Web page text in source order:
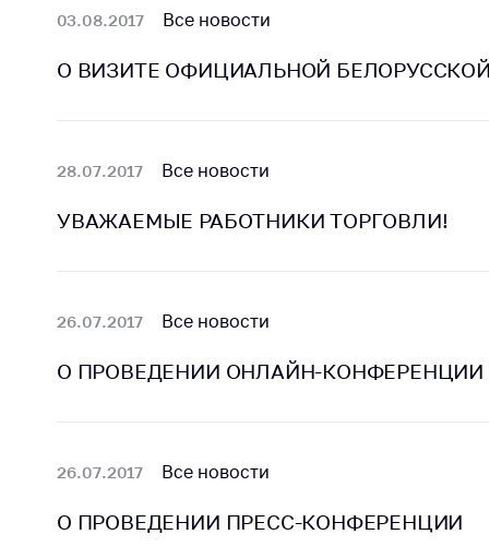
регулирования
Биржевая торговля
Беларусь
Защита
Новости
03.08.2017 Все новости
О ВИЗИТЕ ОФИЦИАЛЬНОЙ
28.07.2017 Все новости
УВАЖАЕМЫЕ РАБОТНИКИ ТОРГОВЛИ!
26.07.2017 Все новости
О ПРОВЕДЕНИИ ОНЛАЙН-КОНФЕРЕНЦИИ
26.07.2017 Все новости
О ПРОВЕДЕНИИ ПРЕСС-КОНФЕРЕНЦИИ